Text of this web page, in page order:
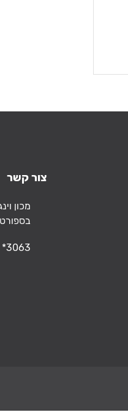
צור קשר
כתובת
מכון
בספורט
*3063